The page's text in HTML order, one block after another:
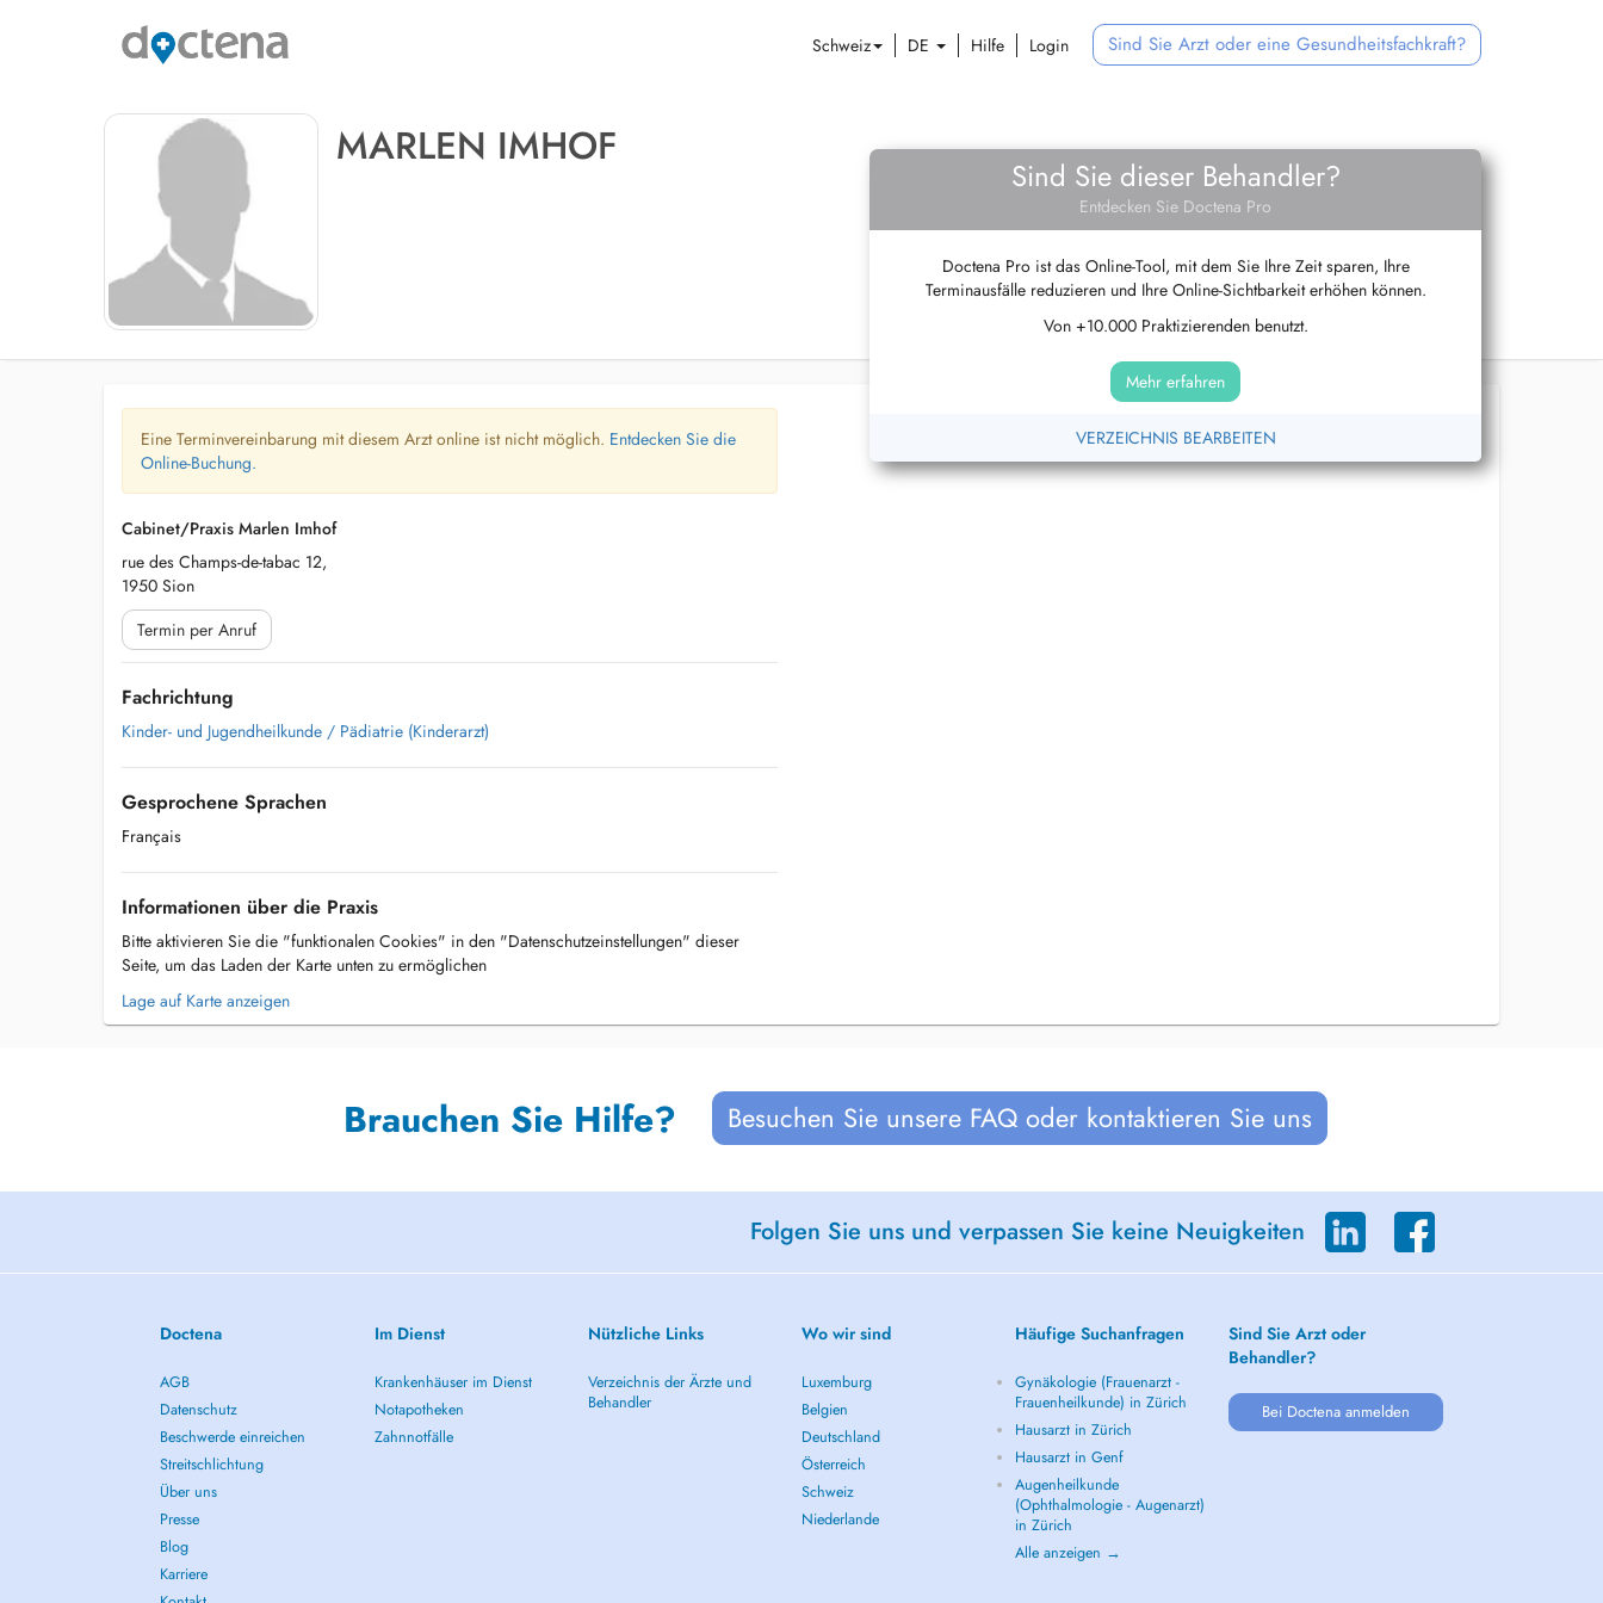
Schweiz DE Hilfe Login Sind Sie Arzt oder eine Gesundheitsfachkraft?
MARLEN IMHOF
Sind Sie dieser Behandler?
Entdecken Sie Doctena Pro
Doctena Pro ist das Online-Tool, mit dem Sie Ihre Zeit sparen, Ihre
Terminausfälle reduzieren und Ihre Online-Sichtbarkeit erhöhen können.
Von +10.000 Praktizierenden benutzt.
Mehr erfahren
VERZEICHNIS BEARBEITEN
Eine Terminvereinbarung mit diesem Arzt online ist nicht möglich. Entdecken Sie die
Online-Buchung.
Cabinet/Praxis Marlen Imhof
rue des Champs-de-tabac 12,
1950 Sion
Termin per Anruf
Fachrichtung
Kinder- und Jugendheilkunde / Pädiatrie (Kinderarzt)
Gesprochene Sprachen
Français
Informationen über die Praxis
Bitte aktivieren Sie die "funktionalen Cookies" in den "Datenschutzeinstellungen" dieser
Seite, um das Laden der Karte unten zu ermöglichen
Lage auf Karte anzeigen
Brauchen Sie Hilfe? Besuchen Sie unsere FAQ oder kontaktieren Sie uns
Folgen Sie uns und verpassen Sie keine Neuigkeiten
Doctena
AGB
Datenschutz
Beschwerde einreichen
Streitschlichtung
Über uns
Presse
Blog
Karriere
Im Dienst
Krankenhäuser im Dienst
Notapotheken
Zahnnotfälle
Nützliche Links
Verzeichnis der Ärzte und
Behandler
Wo wir sind
Luxemburg
Belgien
Deutschland
Österreich
Schweiz
Niederlande
Häufige Suchanfragen
Gynäkologie (Frauenarzt -
Frauenheilkunde) in Zürich
Hausarzt in Zürich
Hausarzt in Genf
Augenheilkunde
(Ophthalmologie - Augenarzt)
in Zürich
Alle anzeigen →
Sind Sie Arzt oder
Behandler?
Bei Doctena anmelden